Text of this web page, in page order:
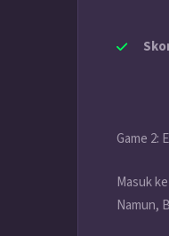
Game 2:
Masuk
Namun,